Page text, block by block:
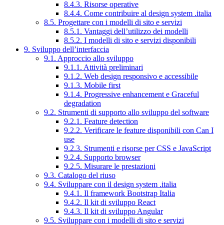
8.4.3. Risorse operative
8.4.4. Come contribuire al design system .italia
8.5. Progettare con i modelli di sito e servizi
8.5.1. Vantaggi dell’utilizzo dei modelli
8.5.2. I modelli di sito e servizi disponibili
9. Sviluppo dell’interfaccia
9.1. Approccio allo sviluppo
9.1.1. Attività preliminari
9.1.2. Web design responsivo e accessibile
9.1.3. Mobile first
9.1.4. Progressive enhancement e Graceful
degradation
9.2. Strumenti di supporto allo sviluppo del software
9.2.1. Feature detection
9.2.2. Verificare le feature disponibili con Can I
use
9.2.3. Strumenti e risorse per CSS e JavaScript
9.2.4. Supporto browser
9.2.5. Misurare le prestazioni
9.3. Catalogo del riuso
9.4. Sviluppare con il design system .italia
9.4.1. Il framework Bootstrap Italia
9.4.2. Il kit di sviluppo React
9.4.3. Il kit di sviluppo Angular
9.5. Sviluppare con i modelli di sito e servizi